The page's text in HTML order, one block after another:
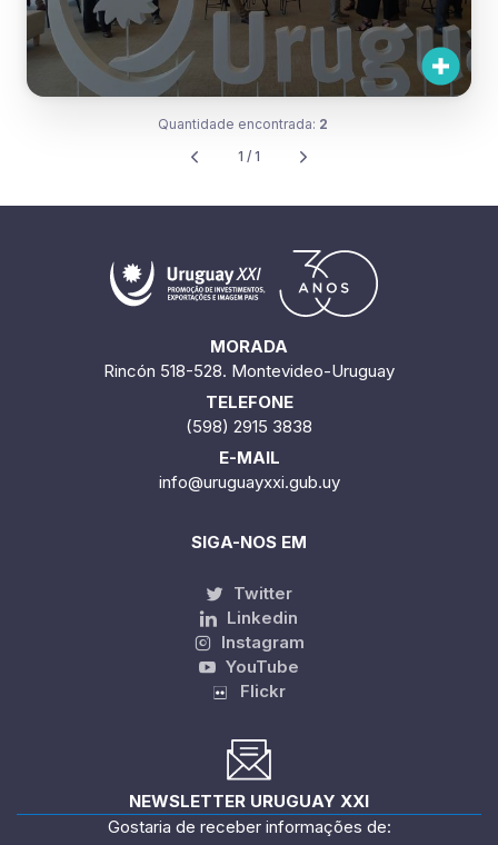
Quantidade encontrada: 2
1 / 1
MORADA
Rincón 518-528. Montevideo-Uruguay
TELEFONE
(598) 2915 3838
E-MAIL
info@uruguayxxi.gub.uy
SIGA-NOS EM
Twitter
Linkedin
Instagram
YouTube
Flickr
NEWSLETTER URUGUAY XXI
Gostaria de receber informações de: